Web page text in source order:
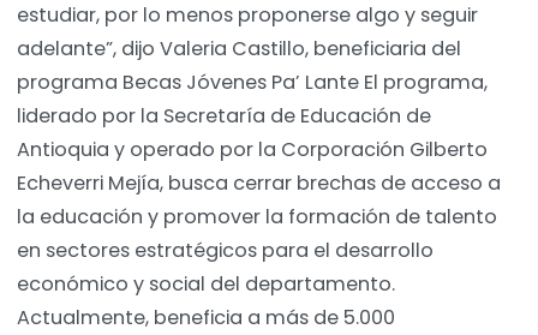
estudiar, por lo menos proponerse algo y seguir
adelante”, dijo Valeria Castillo, beneficiaria del
programa Becas Jóvenes Pa’ Lante El programa,
liderado por la Secretaría de Educación de
Antioquia y operado por la Corporación Gilberto
Echeverri Mejía, busca cerrar brechas de acceso a
la educación y promover la formación de talento
en sectores estratégicos para el desarrollo
económico y social del departamento.
Actualmente, beneficia a más de 5.000